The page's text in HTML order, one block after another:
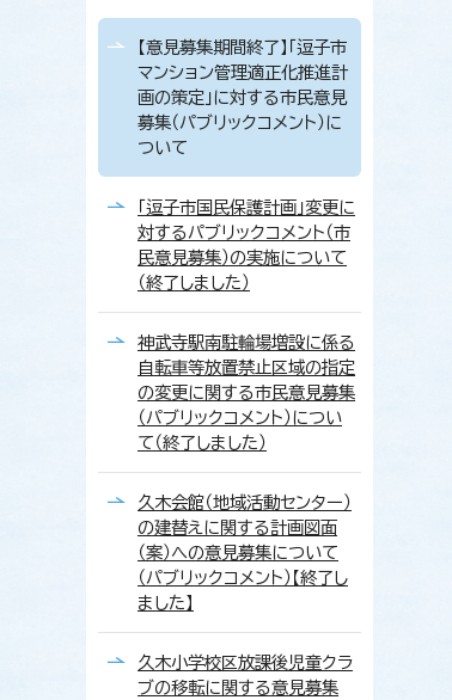
【意見募集期間終了】「逗子市
マンション管理適正化推進計
画の策定」に対する市民意見
募集（パブリックコメント）に
ついて
「逗子市国民保護計画」変更に
対するパブリックコメント（市
民意見募集）の実施について
（終了しました）
神武寺駅南駐輪場増設に係る
自転車等放置禁止区域の指定
の変更に関する市民意見募集
（パブリックコメント）につい
て（終了しました）
久木会館（地域活動センター）
の建替えに関する計画図面
（案）への意見募集について
（パブリックコメント）【終了し
ました】
久木小学校区放課後児童クラ
ブの移転に関する意見募集